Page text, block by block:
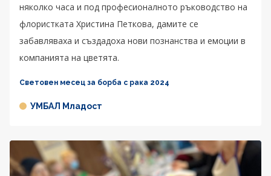
няколко часа и под професионалното ръководство на
флористката Христина Петкова, дамите се
забавляваха и създадоха нови познанства и емоции в
компанията на цветята.
Световен месец за борба с рака 2024
УМБАЛ Младост